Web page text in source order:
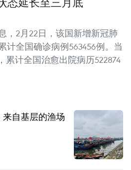
，2月22日，该国新增新冠肺
计全国确诊病例563456例。当
累计全国治愈出院病历522874
来自基层的渔场